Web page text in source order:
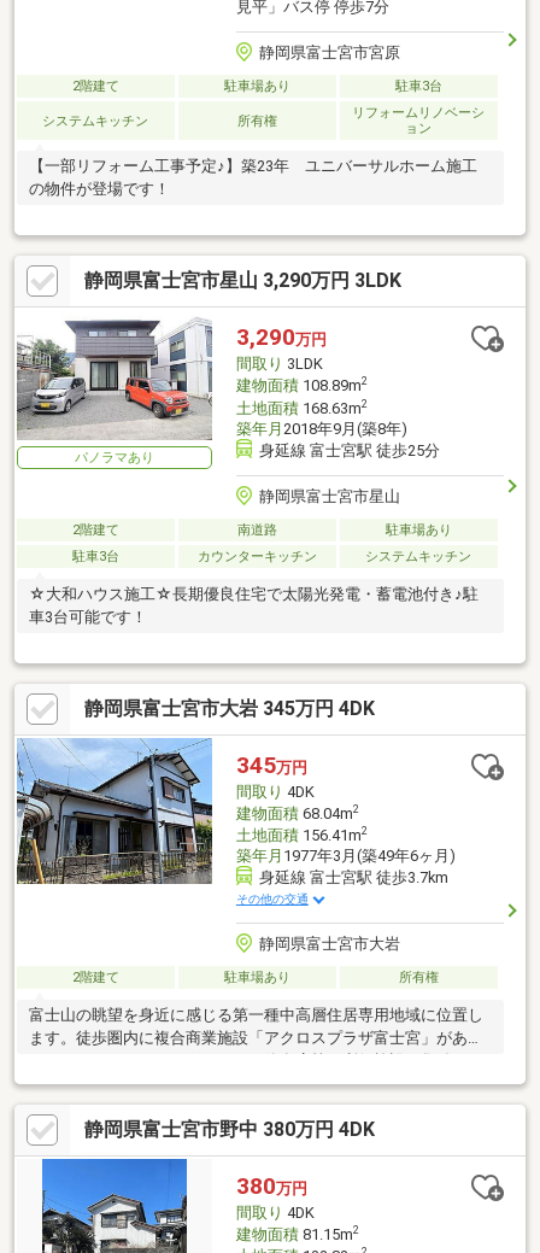
見平」バス停 停歩7分
静岡県富士宮市宮原
2階建て 駐車場あり 駐車3台
システムキッチン 所有権
リフォームリノベーシ
ョン
【一部リフォーム工事予定♪】築23年 ユニバーサルホーム施工
の物件が登場です！
静岡県富士宮市星山 3,290万円 3LDK
パノラマあり
3,290万円
間取り 3LDK
建物面積108.89m2
土地面積168.63m2
築年月 2018年9月(築8年)
身延線 富士宮駅 徒歩25分
静岡県富士宮市星山
2階建て 南道路
駐車場あり
駐車3台
カウンターキッチン システムキッチン
☆大和ハウス施工☆長期優良住宅で太陽光発電・蓄電池付き♪駐
車3台可能です！
静岡県富士宮市大岩 345万円 4DK
345万円
間取り 4DK
建物面積68.04m2
土地面積156.41m2
築年月 1977年3月(築49年6ヶ月)
身延線 富士宮駅 徒歩3.7km
その他の交通
静岡県富士宮市大岩
2階建て 駐車場あり 所有権
富士山の眺望を身近に感じる第一種中高層住居専用地域に位置し
ます。徒歩圏内に複合商業施設「アクロスプラザ富士宮」があ
常の買い物を1箇所で完結でき
静岡県富士宮市野中 380万円 4DK
380万円
間取り 4DK
建物面積81.15m2